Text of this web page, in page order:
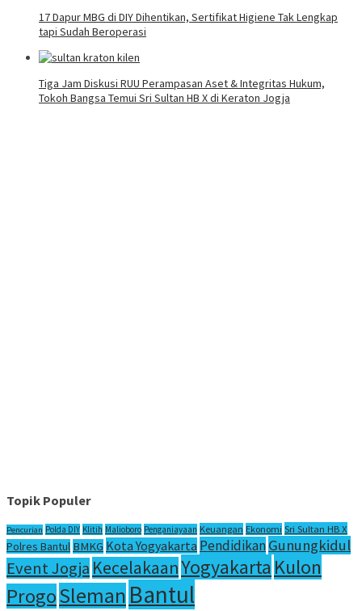
17 Dapur MBG di DIY Dihentikan, Sertifikat Higiene Tak Lengkap
tapi Sudah Beroperasi
Tiga Jam Diskusi RUU Perampasan Aset & Integritas Hukum,
Tokoh Bangsa Temui Sri Sultan HB X di Keraton Jogja
Topik Populer
Pencurian Polda DIY Klitih Malioboro Penganiayaan Keuangan Ekonomi Sri Sultan HB X
Polres Bantul BMKG Kota Yogyakarta PendidikanGunungkidul
Event Jogja KecelakaanYogyakarta Kulon
ProgoSleman Bantul